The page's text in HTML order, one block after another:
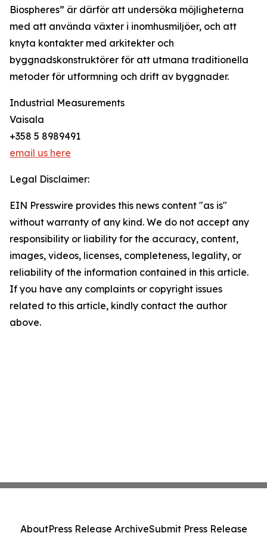
Biospheres” är därför att undersöka möjligheterna
med att använda växter i inomhusmiljöer, och att
knyta kontakter med arkitekter och
byggnadskonstruktörer för att utmana traditionella
metoder för utformning och drift av byggnader.
Industrial Measurements
Vaisala
+358 5 8989491
email us here
Legal Disclaimer:
EIN Presswire provides this news content "as is"
without warranty of any kind. We do not accept any
responsibility or liability for the accuracy, content,
images, videos, licenses, completeness, legality, or
reliability of the information contained in this article.
If you have any complaints or copyright issues
related to this article, kindly contact the author
above.
AboutPress Release ArchiveSubmit Press Release